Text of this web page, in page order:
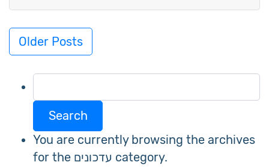
Posts
navigation
Older Posts
for:
You are currently browsing the archives
for the עדכונים category.